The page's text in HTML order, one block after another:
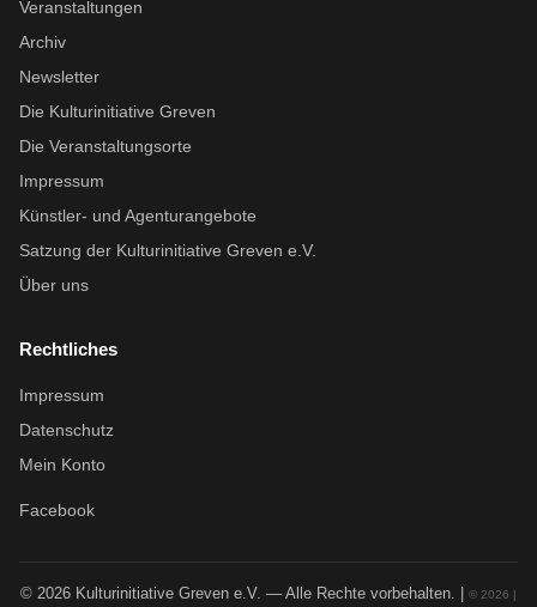
Veranstaltungen
Archiv
Newsletter
Die Kulturinitiative Greven
Die Veranstaltungsorte
Impressum
Künstler- und Agenturangebote
Satzung der Kulturinitiative Greven e.V.
Über uns
Rechtliches
Impressum
Datenschutz
Mein Konto
Facebook
© 2026 Kulturinitiative Greven e.V. — Alle Rechte vorbehalten. | © 2026 |